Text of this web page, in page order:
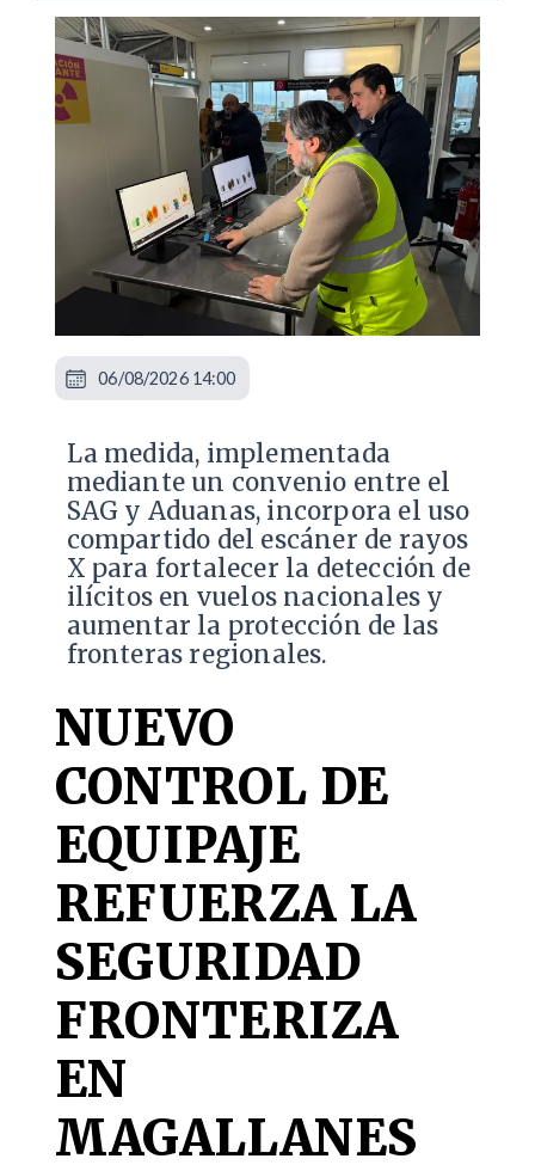
La medida, implementada
mediante un convenio entre el
SAG y Aduanas, incorpora el uso
compartido del escáner de rayos
X para fortalecer la detección de
ilícitos en vuelos nacionales y
aumentar la protección de las
fronteras regionales.
NUEVO
CONTROL DE
EQUIPAJE
REFUERZA LA
SEGURIDAD
FRONTERIZA
EN
MAGALLANES
06/08/2026 14:00